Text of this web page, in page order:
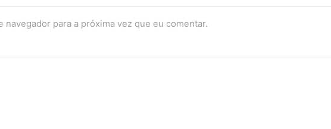
para a próxima vez que eu comentar.